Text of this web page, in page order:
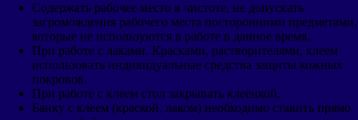
Содержать рабочее место в чистоте, не допускать
загромождения рабочего места посторонними предметами,
которые не используются в работе в данное время.
При работе с лаками. Красками, растворителями, клеем
использовать индивидуальные средства защиты кожных
покровов.
При работе с клеем стол закрывать клеёнкой.
Банку с клеем (краской, лаком) необходимо ставить прямо